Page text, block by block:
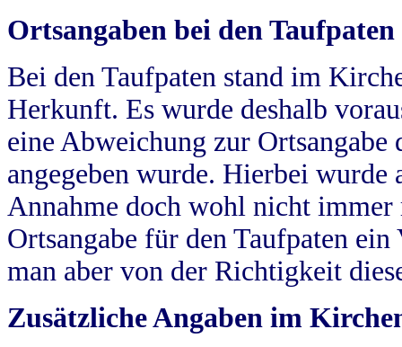
Ortsangaben bei den Taufpaten
Bei den Taufpaten stand im
Herkunft. Es wurde deshalb
eine Abweichung zur
angegeben wurde. Hierbei wurde
Annahme doch wohl nicht
Ortsangabe für den Taufpaten
man aber von der Richtigkeit
Zusätzliche Angaben im